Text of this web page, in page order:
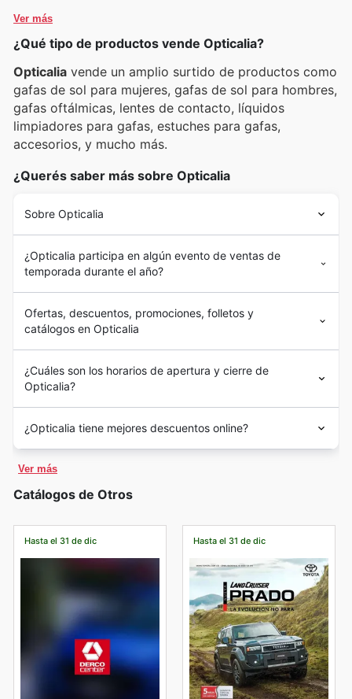
lo mejor del mercado.
novedades, conocer las promociones vigentes y estar
siempre al tanto de las oportunidades de ahorro que
sus marcas favoritas ofrecen.
Ver más
¿Qué tipo de productos vende Opticalia?
Opticalia vende un amplio surtido de productos como
gafas de sol para mujeres, gafas de sol para hombres,
gafas oftálmicas, lentes de contacto, líquidos
limpiadores para gafas, estuches para gafas,
accesorios, y mucho más.
¿Querés saber más sobre Opticalia
Sobre Opticalia
¿Opticalia participa en algún evento de ventas de
temporada durante el año?
Ofertas, descuentos, promociones, folletos y
catálogos en Opticalia
¿Cuáles son los horarios de apertura y cierre de
Opticalia?
¿Opticalia tiene mejores descuentos online?
Ver más
Catálogos de Otros
Hasta el 31 de dic Hasta el 31 de dic